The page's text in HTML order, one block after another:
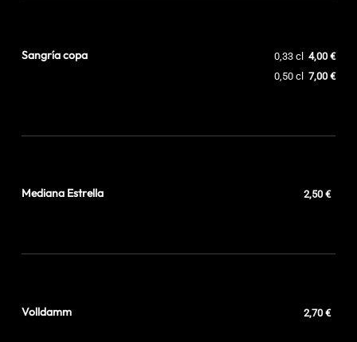
Sangría copa 0,33 cl
4,00 €
0,50 cl
7,00 €
Mediana Estrella 2,50 €
Volldamm 2,70 €